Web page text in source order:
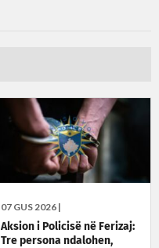
07 GUS 2026 |
Aksion i Policisë në Ferizaj:
Tre persona ndalohen,